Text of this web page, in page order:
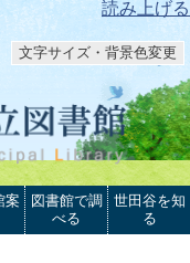
読み上げる
文字サイズ・背景色変更
案
図書館で調
べる
世田谷を知
る